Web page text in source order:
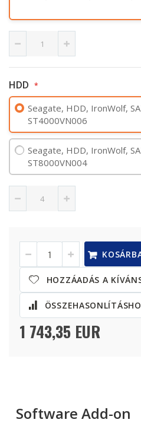
HDD
Seagate, HDD, IronWolf,
ST4000VN006
Seagate, HDD, IronWolf,
ST8000VN004
435XeU
16TB/32TB
Bundle
Raktáron
HOZZÁADÁS A
1 743,35 EUR
Software Add-on